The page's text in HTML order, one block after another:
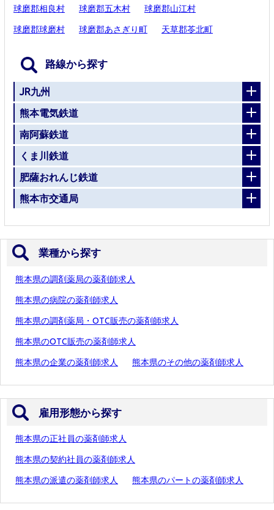
球磨郡相良村 球磨郡五木村 球磨郡山江村
球磨郡球磨村 球磨郡あさぎり町 天草郡苓北町
路線から探す
JR九州
熊本電気鉄道
南阿蘇鉄道
くま川鉄道
肥薩おれんじ鉄道
熊本市交通局
業種から探す
熊本県の調剤薬局の薬剤師求人
熊本県の病院の薬剤師求人
熊本県の調剤薬局・OTC販売の薬剤師求人
熊本県のOTC販売の薬剤師求人
熊本県の企業の薬剤師求人 熊本県のその他の薬剤師求人
雇用形態から探す
熊本県の正社員の薬剤師求人
熊本県の契約社員の薬剤師求人
熊本県の派遣の薬剤師求人 熊本県のパートの薬剤師求人